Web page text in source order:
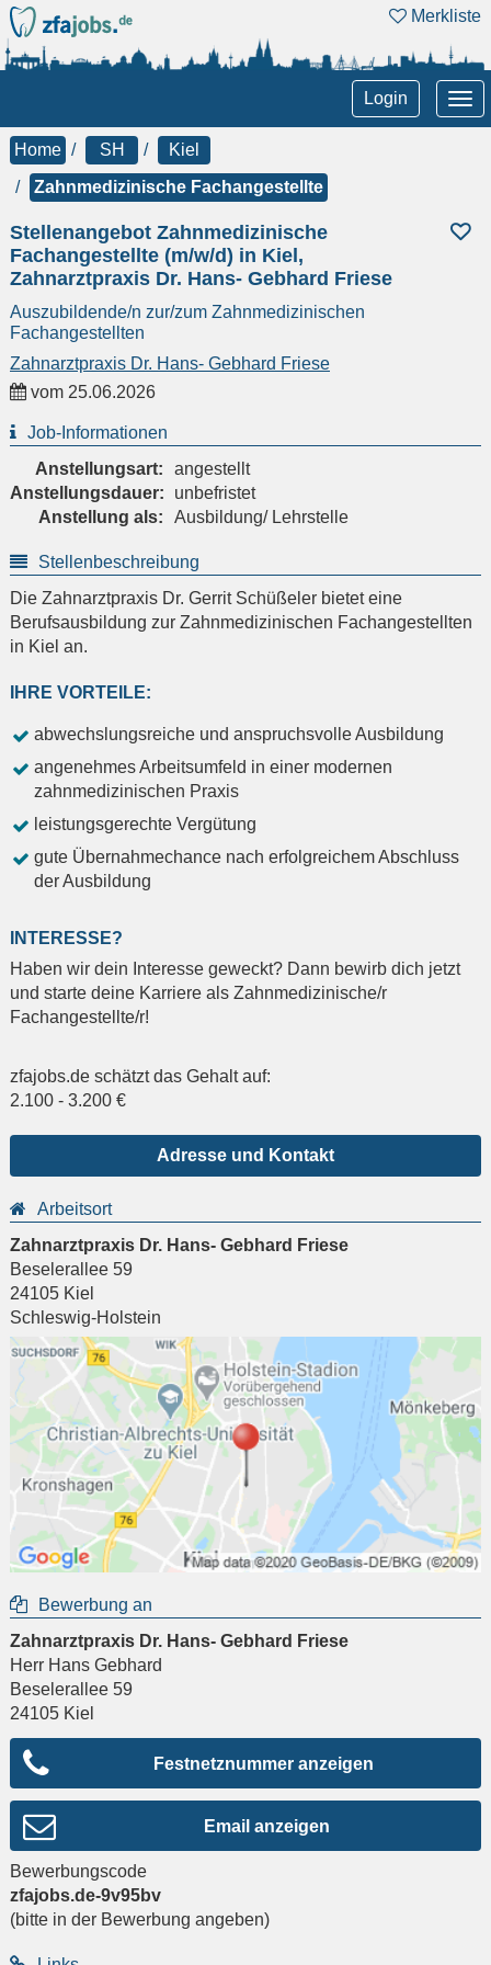
Merkliste
Login
Home SH
Kiel
Zahnmedizinische Fachangestellte
Stellenangebot Zahnmedizinische
Fachangestellte (m/w/d) in Kiel,
Zahnarztpraxis Dr. Hans- Gebhard Friese
Auszubildende/n zur/zum Zahnmedizinischen
Fachangestellten
Zahnarztpraxis Dr. Hans- Gebhard Friese
vom 25.06.2026
Job-Informationen
Anstellungsart:
angestellt
Anstellungsdauer:
unbefristet
Anstellung als:
Ausbildung/ Lehrstelle
Stellenbeschreibung
Die Zahnarztpraxis Dr. Gerrit Schüßeler bietet eine
Berufsausbildung zur Zahnmedizinischen Fachangestellten
in Kiel an.
IHRE VORTEILE:
abwechslungsreiche und anspruchsvolle Ausbildung
angenehmes Arbeitsumfeld in einer modernen
zahnmedizinischen Praxis
leistungsgerechte Vergütung
gute Übernahmechance nach erfolgreichem Abschluss
der Ausbildung
INTERESSE?
Haben wir dein Interesse geweckt? Dann bewirb dich jetzt
und starte deine Karriere als Zahnmedizinische/r
Fachangestellte/r!
zfajobs.de schätzt das Gehalt auf:
2.100 - 3.200 €
Adresse und Kontakt
Arbeitsort
Zahnarztpraxis Dr. Hans- Gebhard Friese
Beselerallee 59
24105 Kiel
Schleswig-Holstein
Bewerbung an
Zahnarztpraxis Dr. Hans- Gebhard Friese
Herr Hans Gebhard
Beselerallee 59
24105 Kiel
Festnetznummer anzeigen
Email anzeigen
Bewerbungscode
zfajobs.de-9v95bv
(bitte in der Bewerbung angeben)